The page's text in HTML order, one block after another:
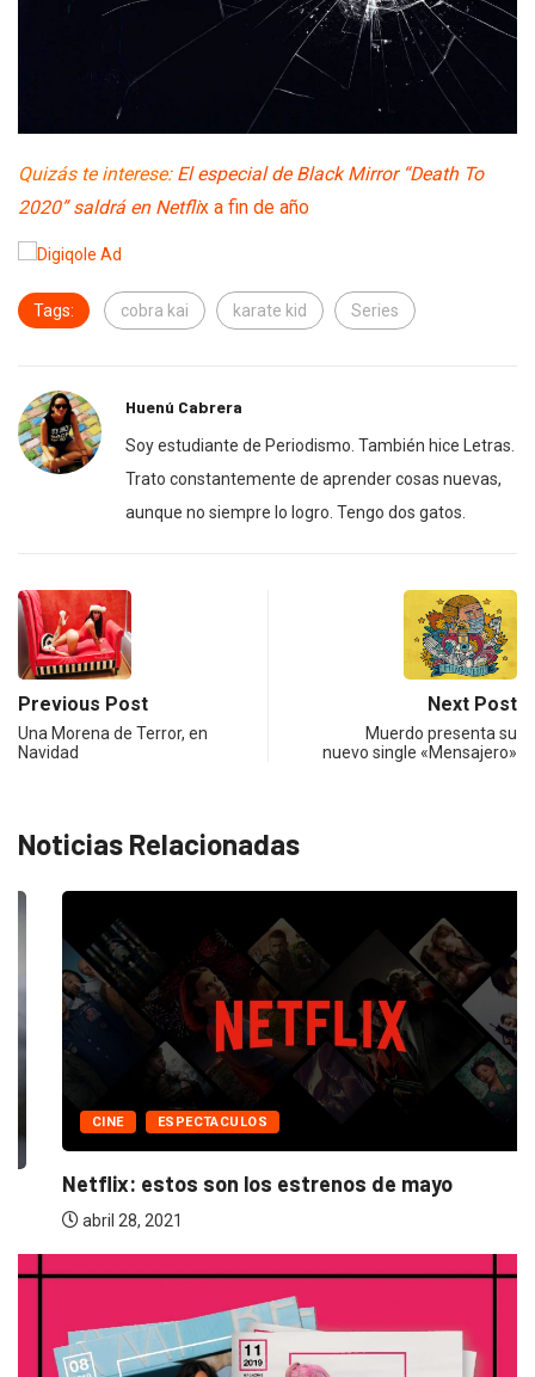
Quizás te interese: El especial de Black Mirror “Death To
2020” saldrá en Netflix a fin de año
Tags: cobra kai karate kid Series
Huenú Cabrera
Soy estudiante de Periodismo. También hice Letras.
Trato constantemente de aprender cosas nuevas,
aunque no siempre lo logro. Tengo dos gatos.
Previous Post
Una Morena de Terror, en
Navidad
Next Post
Muerdo presenta su
nuevo single «Mensajero»
Noticias Relacionadas
ESPECTACULOS
Netflix: estos son los estrenos de mayo
abril 28, 2021